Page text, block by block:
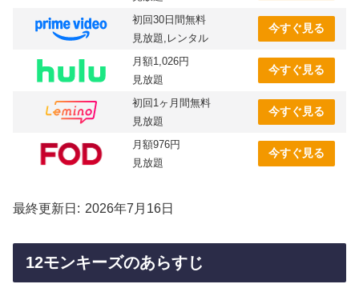
初回30日間無料
見放題,レンタル
今すぐ見る
月額1,026円
見放題
今すぐ見る
初回1ヶ月間無料
見放題
今すぐ見る
月額976円
見放題
今すぐ見る
最終更新日 2026年7月16日
12モンキーズのあらすじ